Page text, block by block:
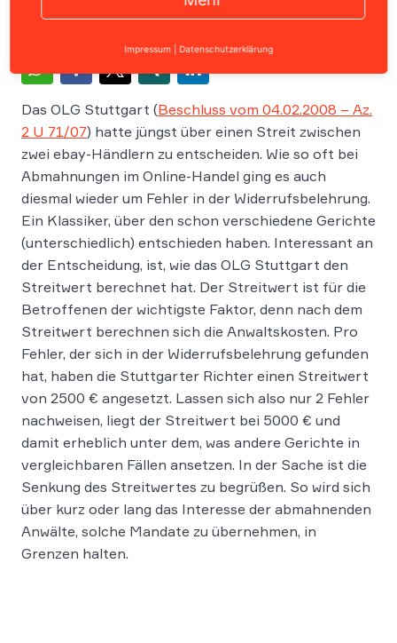
Das OLG Stuttgart (Beschluss vom 04.02.2008 – Az.
2 U 71/07) hatte jüngst über einen Streit zwischen
zwei ebay-Händlern zu entscheiden. Wie so oft bei
Abmahnungen im Online-Handel ging es auch
diesmal wieder um Fehler in der Widerrufsbelehrung.
Ein Klassiker, über den schon verschiedene Gerichte
(unterschiedlich) entschieden haben. Interessant an
der Entscheidung, ist, wie das OLG Stuttgart den
Streitwert berechnet hat. Der Streitwert ist für die
Betroffenen der wichtigste Faktor, denn nach dem
Streitwert berechnen sich die Anwaltskosten. Pro
Fehler, der sich in der Widerrufsbelehrung gefunden
hat, haben die Stuttgarter Richter einen Streitwert
von 2500 € angesetzt. Lassen sich also nur 2 Fehler
nachweisen, liegt der Streitwert bei 5000 € und
damit erheblich unter dem, was andere Gerichte in
vergleichbaren Fällen ansetzen. In der Sache ist die
Senkung des Streitwertes zu begrüßen. So wird sich
über kurz oder lang das Interesse der abmahnenden
Anwälte, solche Mandate zu übernehmen, in
Grenzen halten.
Impressum Datenschutzerklärung